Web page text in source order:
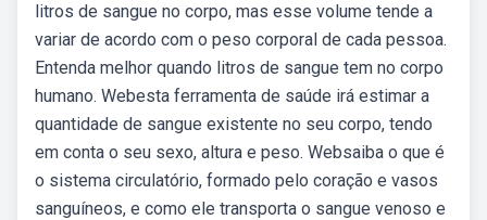
litros de sangue no corpo, mas esse volume tende a
variar de acordo com o peso corporal de cada pessoa.
Entenda melhor quando litros de sangue tem no corpo
humano. Webesta ferramenta de saúde irá estimar a
quantidade de sangue existente no seu corpo, tendo
em conta o seu sexo, altura e peso. Websaiba o que é
o sistema circulatório, formado pelo coração e vasos
sanguíneos, e como ele transporta o sangue venoso e